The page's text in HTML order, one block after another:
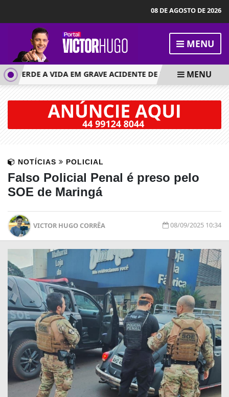
08 DE AGOSTO DE 2026
MENU
PERDE A VIDA EM GRAVE ACIDENTE DE MOTO EM MARINGÁ
MENU
NOTÍCIAS POLICIAL
Falso Policial Penal é preso pelo
SOE de Maringá
VICTOR HUGO CORRÊA 08/09/2025 10:34